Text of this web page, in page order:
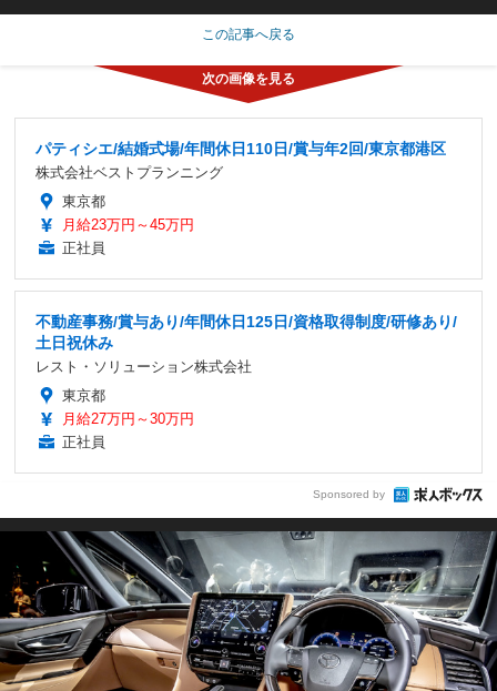
この記事へ戻る
パティシエ/結婚式場/年間休日110日/賞与年2回/東京都港区
株式会社ベストプランニング
東京都
月給23万円～45万円
正社員
不動産事務/賞与あり/年間休日125日/資格取得制度/研修あり/
土日祝休み
レスト・ソリューション株式会社
東京都
月給27万円～30万円
正社員
Sponsored by